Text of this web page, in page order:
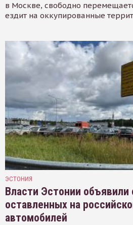
в Москве, свободно
ездит на оккупированные
ЭСТОНИЯ
Власти Эстонии
оставленных на
автомобилей